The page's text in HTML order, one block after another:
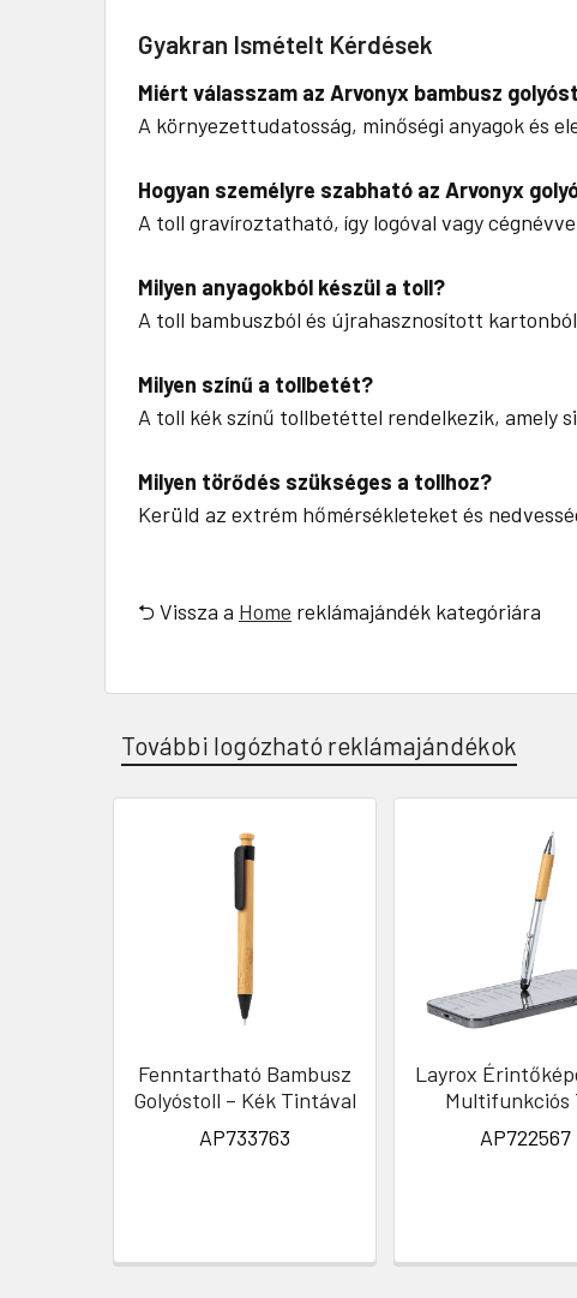
Gyakran Ismételt Kérdések
Miért válasszam az Arvonyx bambusz
A környezettudatosság, minőségi anyagok és
Hogyan személyre szabható az Arvonyx
A toll gravíroztatható, így logóval vagy
Milyen anyagokból készül a toll?
A toll bambuszból és újrahasznosított
Milyen színű a tollbetét?
A toll kék színű tollbetéttel rendelkezik, amely
Milyen törődés szükséges a tollhoz?
Kerüld az extrém hőmérsékleteket és
⮌ Vissza a Home reklámajándék kategóriára
További logózható reklámajándékok
Fenntartható Bambusz
Golyóstoll – Kék Tintával
AP733763
Layrox
Multifunkciós
AP722567